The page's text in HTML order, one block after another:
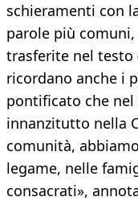
schieramenti con
parole più
trasferite nel testo
ricordano anche i
pontificato che
innanzitutto nella
comunità,
legame, nelle
consacrati»,